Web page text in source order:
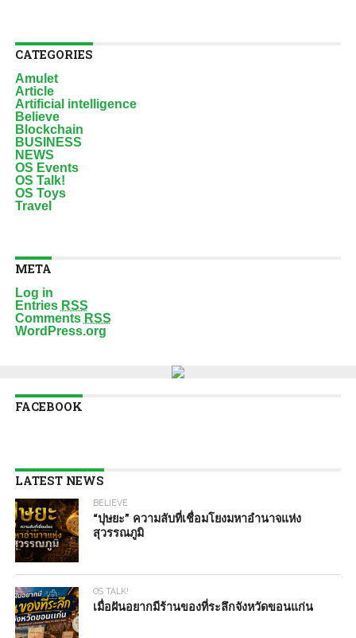
CATEGORIES
Amulet
Article
Artificial intelligence
Believe
Blockchain
BUSINESS
NEWS
OS Events
OS Talk!
OS Toys
Travel
META
Log in
Entries RSS
Comments RSS
WordPress.org
FACEBOOK
LATEST NEWS
BELIEVE
“ปุษยะ” ความลับที่เชื่อมโยงมหาอำนาจแห่ง
สุวรรณภูมิ
OS TALK!
เมื่อฝันอยากมีร้านของที่ระลึกจังหวัดขอนแก่น